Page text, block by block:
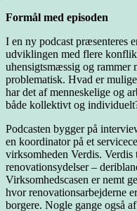
Formål med episoden
I en ny podcast præsenteres
udviklingen med flere
uhensigtsmæssig og rammer
problematisk. Hvad er
har det af menneskelige og
både kollektivt og
Podcasten bygger på
en koordinator på et
virksomheden Verdis.
renovationsydelser –
Virksomhedscasen er nemt
hvor renovationsarbejderne
borgere. Nogle gange også